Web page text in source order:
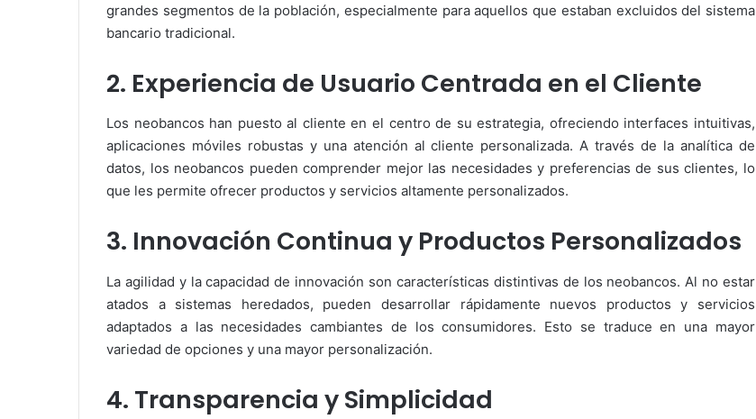
grandes segmentos de la población, especialmente para aquellos que estaban excluidos del sistema
bancario tradicional.
2. Experiencia de Usuario Centrada en el Cliente
Los neobancos han puesto al cliente en el centro de su estrategia, ofreciendo interfaces intuitivas,
aplicaciones móviles robustas y una atención al cliente personalizada. A través de la analítica de
datos, los neobancos pueden comprender mejor las necesidades y preferencias de sus clientes, lo
que les permite ofrecer productos y servicios altamente personalizados.
3. Innovación Continua y Productos Personalizados
La agilidad y la capacidad de innovación son características distintivas de los neobancos. Al no estar
atados a sistemas heredados, pueden desarrollar rápidamente nuevos productos y servicios
adaptados a las necesidades cambiantes de los consumidores. Esto se traduce en una mayor
variedad de opciones y una mayor personalización.
4. Transparencia y Simplicidad